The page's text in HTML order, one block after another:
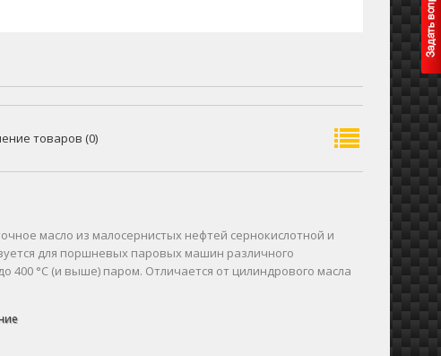
товаров (0)
масло из малосернистых нефтей сернокислотной и
для поршневых паровых машин различного
400 °С (и выше) паром. Отличается от цилиндрового масла